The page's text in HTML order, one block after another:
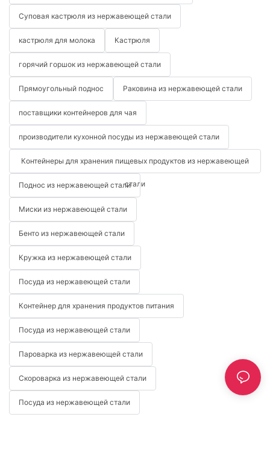
Суповая кастрюля из нержавеющей стали
кастрюля для молока Кастрюля
горячий горшок из нержавеющей стали
Прямоугольный поднос Раковина из нержавеющей стали
поставщики контейнеров для чая
производители кухонной посуды из нержавеющей стали
Контейнеры для хранения пищевых продуктов из нержавеющей
стали
Поднос из нержавеющей стали
Миски из нержавеющей стали
Бенто из нержавеющей стали
Кружка из нержавеющей стали
Посуда из нержавеющей стали
Контейнер для хранения продуктов питания
Посуда из нержавеющей стали
Пароварка из нержавеющей стали
Скороварка из нержавеющей стали
Посуда из нержавеющей стали